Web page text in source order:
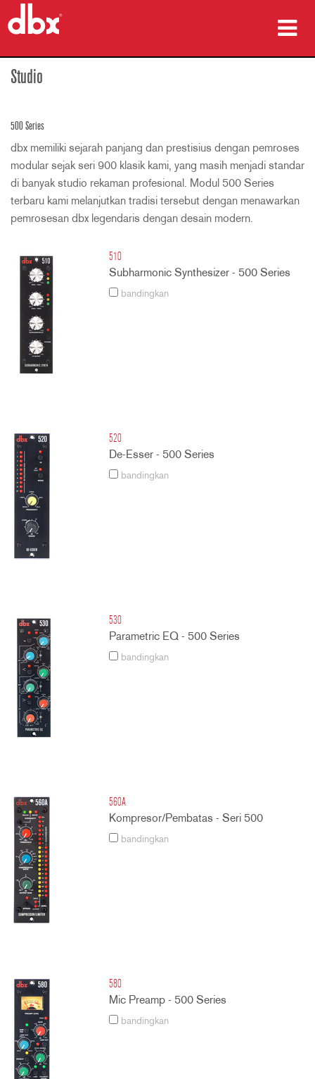
produk
pelatihan
dukungan
Bahasa/Wilayah
Studio
500 Series
dbx memiliki sejarah panjang dan prestisius dengan pemroses
modular sejak seri 900 klasik kami, yang masih menjadi standar
di banyak studio rekaman profesional. Modul 500 Series
terbaru kami melanjutkan tradisi tersebut dengan menawarkan
pemrosesan dbx legendaris dengan desain modern.
510
Subharmonic Synthesizer - 500 Series
bandingkan
520
De-Esser - 500 Series
bandingkan
530
Parametric EQ - 500 Series
bandingkan
560A
Kompresor/Pembatas - Seri 500
bandingkan
580
Mic Preamp - 500 Series
bandingkan